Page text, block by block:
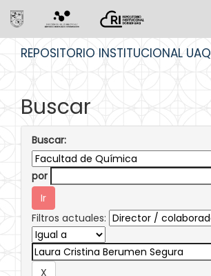
REPOSITORIO INSTITUCIONAL UAQ
Buscar
Buscar:
por
Filtros actuales: